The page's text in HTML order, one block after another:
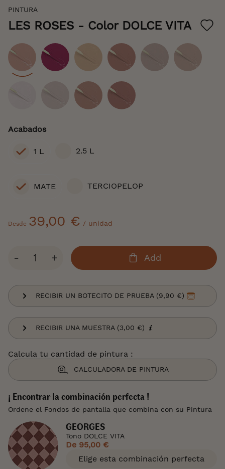
PINTURA
LES ROSES - Color DOLCE VITA
Color
Acabados
1 L 2.5 L
MATE TERCIOPELOP
Desde 39,00 € / unidad
Cantidad
- + Add
RECIBIR UN BOTECITO DE PRUEBA (9,90 €)
RECIBIR UNA MUESTRA (3,00 €)
Calcula tu cantidad de pintura :
CALCULADORA DE PINTURA
¡ Encontrar la combinación perfecta !
Ordene el Fondos de pantalla que combina con su Pintura
GEORGES
Tono DOLCE VITA
De 95,00 €
Elige esta combinación perfecta
the
beginning
the
images
gallery